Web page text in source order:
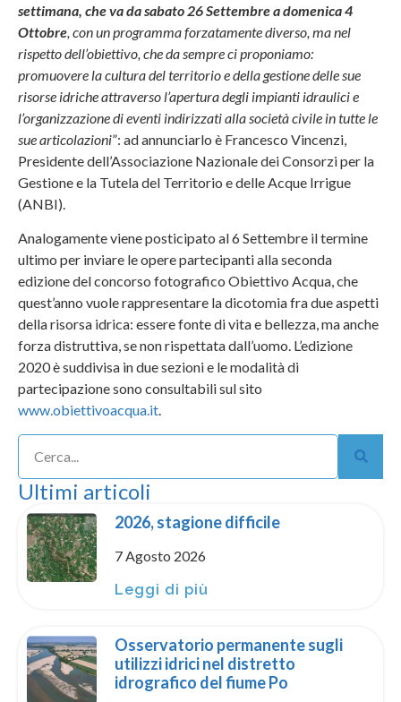
settimana, che va da sabato 26 Settembre a domenica 4
Ottobre, con un programma forzatamente diverso, ma nel
rispetto dell’obiettivo, che da sempre ci proponiamo:
promuovere la cultura del territorio e della gestione delle sue
risorse idriche attraverso l’apertura degli impianti idraulici e
l’organizzazione di eventi indirizzati alla società civile in tutte le
sue articolazioni”: ad annunciarlo è Francesco Vincenzi,
Presidente dell’Associazione Nazionale dei Consorzi per la
Gestione e la Tutela del Territorio e delle Acque Irrigue
(ANBI).
Analogamente viene posticipato al 6 Settembre il termine
ultimo per inviare le opere partecipanti alla seconda
edizione del concorso fotografico Obiettivo Acqua, che
quest’anno vuole rappresentare la dicotomia fra due aspetti
della risorsa idrica: essere fonte di vita e bellezza, ma anche
forza distruttiva, se non rispettata dall’uomo. L’edizione
2020 è suddivisa in due sezioni e le modalità di
partecipazione sono consultabili sul sito
www.obiettivoacqua.it.
Ultimi articoli
2026, stagione difficile
7 Agosto 2026
Leggi di più
Osservatorio permanente sugli
utilizzi idrici nel distretto
idrografico del fiume Po